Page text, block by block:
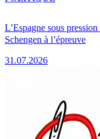
L’Espagne sous
Schengen à l’épreuve
31.07.2026